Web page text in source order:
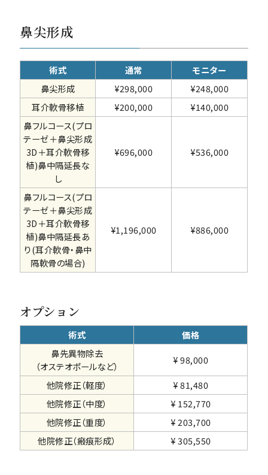
鼻尖形成
術式 通常
モニター
鼻尖形成
¥298,000
¥248,000
耳介軟骨移植
¥200,000
¥140,000
鼻フルコース(プロ
テーゼ＋鼻尖形成
3D＋耳介軟骨移
植)鼻中隔延長な
し
¥696,000 ¥536,000
鼻フルコース(プロ
テーゼ＋鼻尖形成
3D＋耳介軟骨移
植)鼻中隔延長あ
り(耳介軟骨・鼻中
隔軟骨の場合)
¥1,196,000 ¥886,000
オプション
術式
価格
鼻先異物除去
（オステオポールなど）
¥ 98,000
他院修正（軽度）
¥ 81,480
他院修正（中度）
¥ 152,770
他院修正（重度）
¥ 203,700
他院修正（瘢痕形成）
¥ 305,550